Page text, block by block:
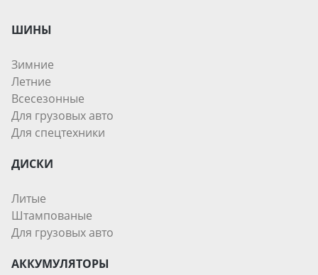
ШИНЫ
Зимние
Летние
Всесезонные
Для грузовых авто
Для спецтехники
ДИСКИ
Литые
Штампованые
Для грузовых авто
АККУМУЛЯТОРЫ